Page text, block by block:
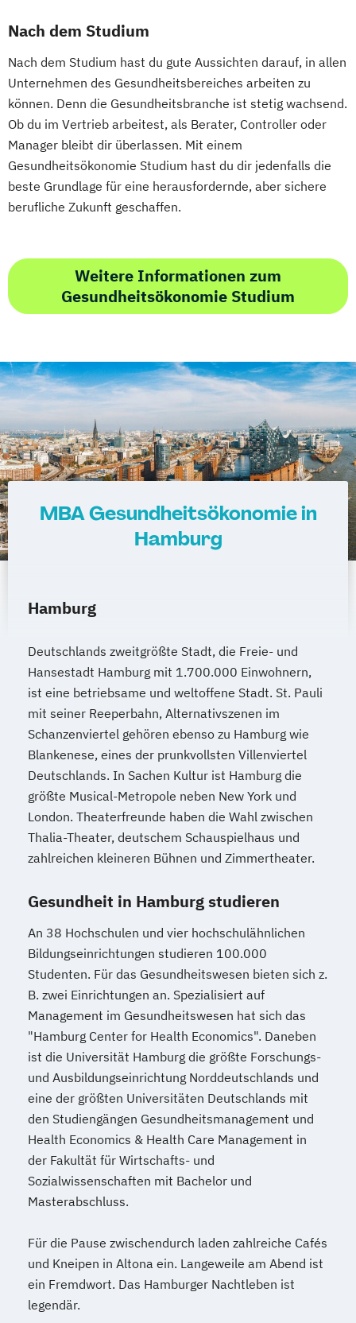
Nach dem Studium
Nach dem Studium hast du gute Aussichten darauf, in allen
Unternehmen des Gesundheitsbereiches arbeiten zu
können. Denn die Gesundheitsbranche ist stetig wachsend.
Ob du im Vertrieb arbeitest, als Berater, Controller oder
Manager bleibt dir überlassen. Mit einem
Gesundheitsökonomie Studium hast du dir jedenfalls die
beste Grundlage für eine herausfordernde, aber sichere
berufliche Zukunft geschaffen.
Weitere Informationen zum
Gesundheitsökonomie Studium
MBA Gesundheitsökonomie in
Hamburg
Hamburg
Deutschlands zweitgrößte Stadt, die Freie- und
Hansestadt Hamburg mit 1.700.000 Einwohnern,
ist eine betriebsame und weltoffene Stadt. St. Pauli
mit seiner Reeperbahn, Alternativszenen im
Schanzenviertel gehören ebenso zu Hamburg wie
Blankenese, eines der prunkvollsten Villenviertel
Deutschlands. In Sachen Kultur ist Hamburg die
größte Musical-Metropole neben New York und
London. Theaterfreunde haben die Wahl zwischen
Thalia-Theater, deutschem Schauspielhaus und
zahlreichen kleineren Bühnen und Zimmertheater.
Gesundheit in Hamburg studieren
An 38 Hochschulen und vier hochschulähnlichen
Bildungseinrichtungen studieren 100.000
Studenten. Für das Gesundheitswesen bieten sich z.
B. zwei Einrichtungen an. Spezialisiert auf
Management im Gesundheitswesen hat sich das
"Hamburg Center for Health Economics". Daneben
ist die Universität Hamburg die größte Forschungs-
und Ausbildungseinrichtung Norddeutschlands und
eine der größten Universitäten Deutschlands mit
den Studiengängen Gesundheitsmanagement und
Health Economics & Health Care Management in
der Fakultät für Wirtschafts- und
Sozialwissenschaften mit Bachelor und
Masterabschluss.
Für die Pause zwischendurch laden zahlreiche Cafés
und Kneipen in Altona ein. Langeweile am Abend ist
ein Fremdwort. Das Hamburger Nachtleben ist
legendär.